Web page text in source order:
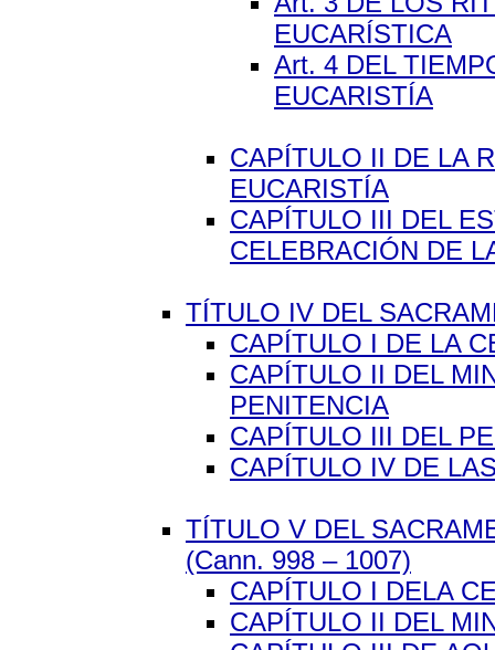
EUCARÍSTICA
Art. 4 DEL
EUCARISTÍA
CAPÍTULO II DE LA
EUCARISTÍA
CAPÍTULO III DEL
CELEBRACIÓN DE
TÍTULO IV DEL
CAPÍTULO I DE LA
CAPÍTULO II DEL
PENITENCIA
CAPÍTULO III DEL
CAPÍTULO IV DE
TÍTULO V DEL
(Cann. 998 – 1007)
CAPÍTULO I DELA
CAPÍTULO II DEL